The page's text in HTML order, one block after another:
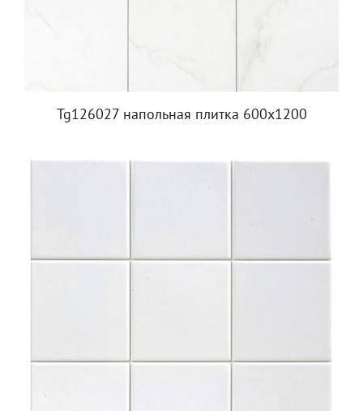
Tg126027 напольная плитка 600х1200